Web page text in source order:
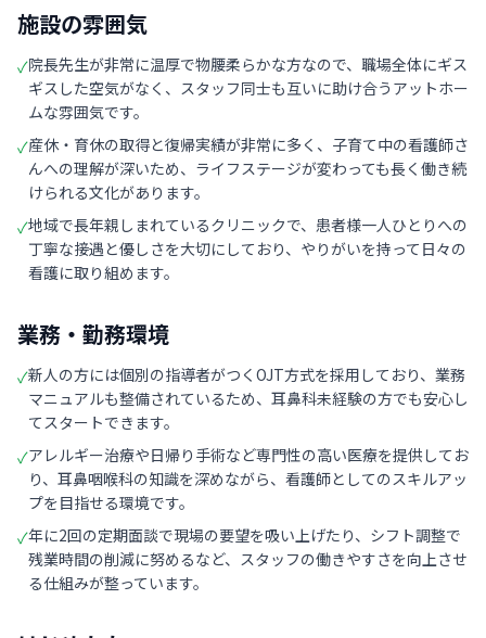
施設の雰囲気
✓院長先生が非常に温厚で物腰柔らかな方なので、職場全体にギス
ギスした空気がなく、スタッフ同士も互いに助け合うアットホー
ムな雰囲気です。
✓産休・育休の取得と復帰実績が非常に多く、子育て中の看護師さ
んへの理解が深いため、ライフステージが変わっても長く働き続
けられる文化があります。
✓地域で長年親しまれているクリニックで、患者様一人ひとりへの
丁寧な接遇と優しさを大切にしており、やりがいを持って日々の
看護に取り組めます。
業務・勤務環境
✓新人の方には個別の指導者がつくOJT方式を採用しており、業務
マニュアルも整備されているため、耳鼻科未経験の方でも安心し
てスタートできます。
✓アレルギー治療や日帰り手術など専門性の高い医療を提供してお
り、耳鼻咽喉科の知識を深めながら、看護師としてのスキルアッ
プを目指せる環境です。
✓年に2回の定期面談で現場の要望を吸い上げたり、シフト調整で
残業時間の削減に努めるなど、スタッフの働きやすさを向上させ
る仕組みが整っています。